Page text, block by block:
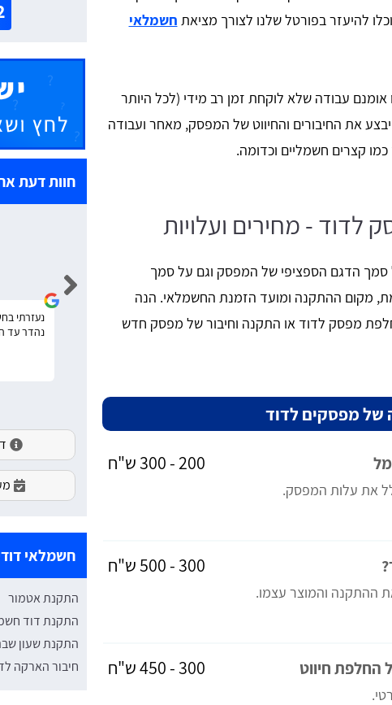
להיעזר בפורטל שלנו לצורך מציאת חשמלאי
עבודה שלא לוקחת זמן רב מידי (לכל היותר
את החיבורים והחיווט של המפסק, מאחר ועבודה
קצרים חשמליים וכדומה.
- מחירים ועלויות
הדגם הספציפי של המפסק וגם על סמך
מקום ההתקנה ומועד הזמנת החשמלאי. הנה
מפסק לדוד או התקנה וחיבור של מפסק חדש
של מפסקים לדוד
את עלות המפסק.
200 - 300 ש"ח
ההתקנה והמוצר עצמו.
300 - 500 ש"ח
החלפת חיווט 300 - 450 ש"ח
חוות דעת
נעזרתי
נהדר עד
הזמנתי החלפת הארקה לדירה, שירות נהדר, מהיר
ומקצועי! אתם 10.
חשמלאי
התקנת אטמור
התקנת דוד
התקנת שעון
חיבור הארקה